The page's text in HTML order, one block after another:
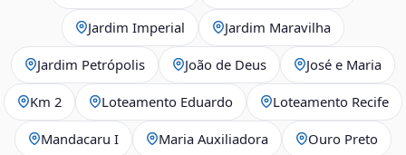
Jardim Imperial Jardim Maravilha
Jardim Petrópolis João de Deus José e Maria
Km 2 Loteamento Eduardo Loteamento Recife
Mandacaru I Maria Auxiliadora Ouro Preto